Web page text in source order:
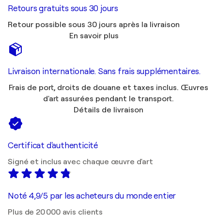
Retours gratuits sous 30 jours
Retour possible sous 30 jours après la livraison
En savoir plus
Livraison internationale. Sans frais supplémentaires.
Frais de port, droits de douane et taxes inclus. Œuvres
d'art assurées pendant le transport.
Détails de livraison
Certificat d'authenticité
Signé et inclus avec chaque œuvre d'art
Noté 4,9/5 par les acheteurs du monde entier
Plus de 20 000 avis clients